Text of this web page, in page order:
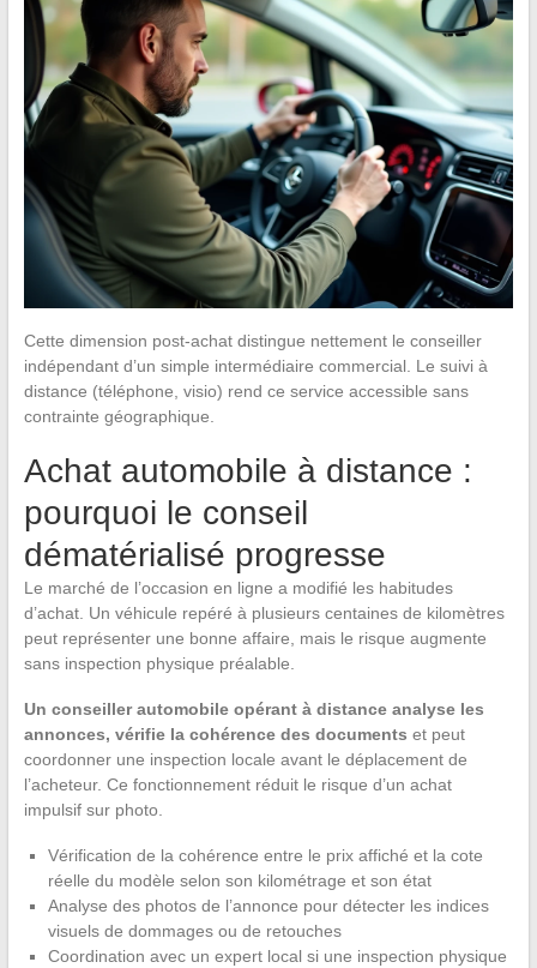
Cette dimension post-achat distingue nettement le conseiller
indépendant d’un simple intermédiaire commercial. Le suivi à
distance (téléphone, visio) rend ce service accessible sans
contrainte géographique.
Achat automobile à distance :
pourquoi le conseil
dématérialisé progresse
Le marché de l’occasion en ligne a modifié les habitudes
d’achat. Un véhicule repéré à plusieurs centaines de kilomètres
peut représenter une bonne affaire, mais le risque augmente
sans inspection physique préalable.
Un conseiller automobile opérant à distance analyse les
annonces, vérifie la cohérence des documents et peut
coordonner une inspection locale avant le déplacement de
l’acheteur. Ce fonctionnement réduit le risque d’un achat
impulsif sur photo.
Vérification de la cohérence entre le prix affiché et la cote
réelle du modèle selon son kilométrage et son état
Analyse des photos de l’annonce pour détecter les indices
visuels de dommages ou de retouches
Coordination avec un expert local si une inspection physique